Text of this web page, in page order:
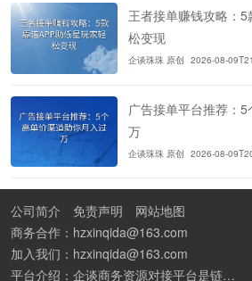
王者接单赚钱攻略：
松变现
企谈珠珠 原创 2026-08-
广告接单平台推荐：
万
企谈珠珠 原创 2026-08-
公司简介 免责声明
网站地图
商务合作：hzxinqida@163.com
加入我们：hzxinqida@163.com
平台介绍：企谈商务资源对接平台是链接资源人脉与客户的平台,也是地推app接任务平台、地推拉新团队接单平台。平台汇聚100W+商务资源，地推拉新、APP推广、BD异业合作等业务可免费发布。同时全国的地推团队和个人都可在地推接单平台找到赚钱项目和分享交流地推问题。